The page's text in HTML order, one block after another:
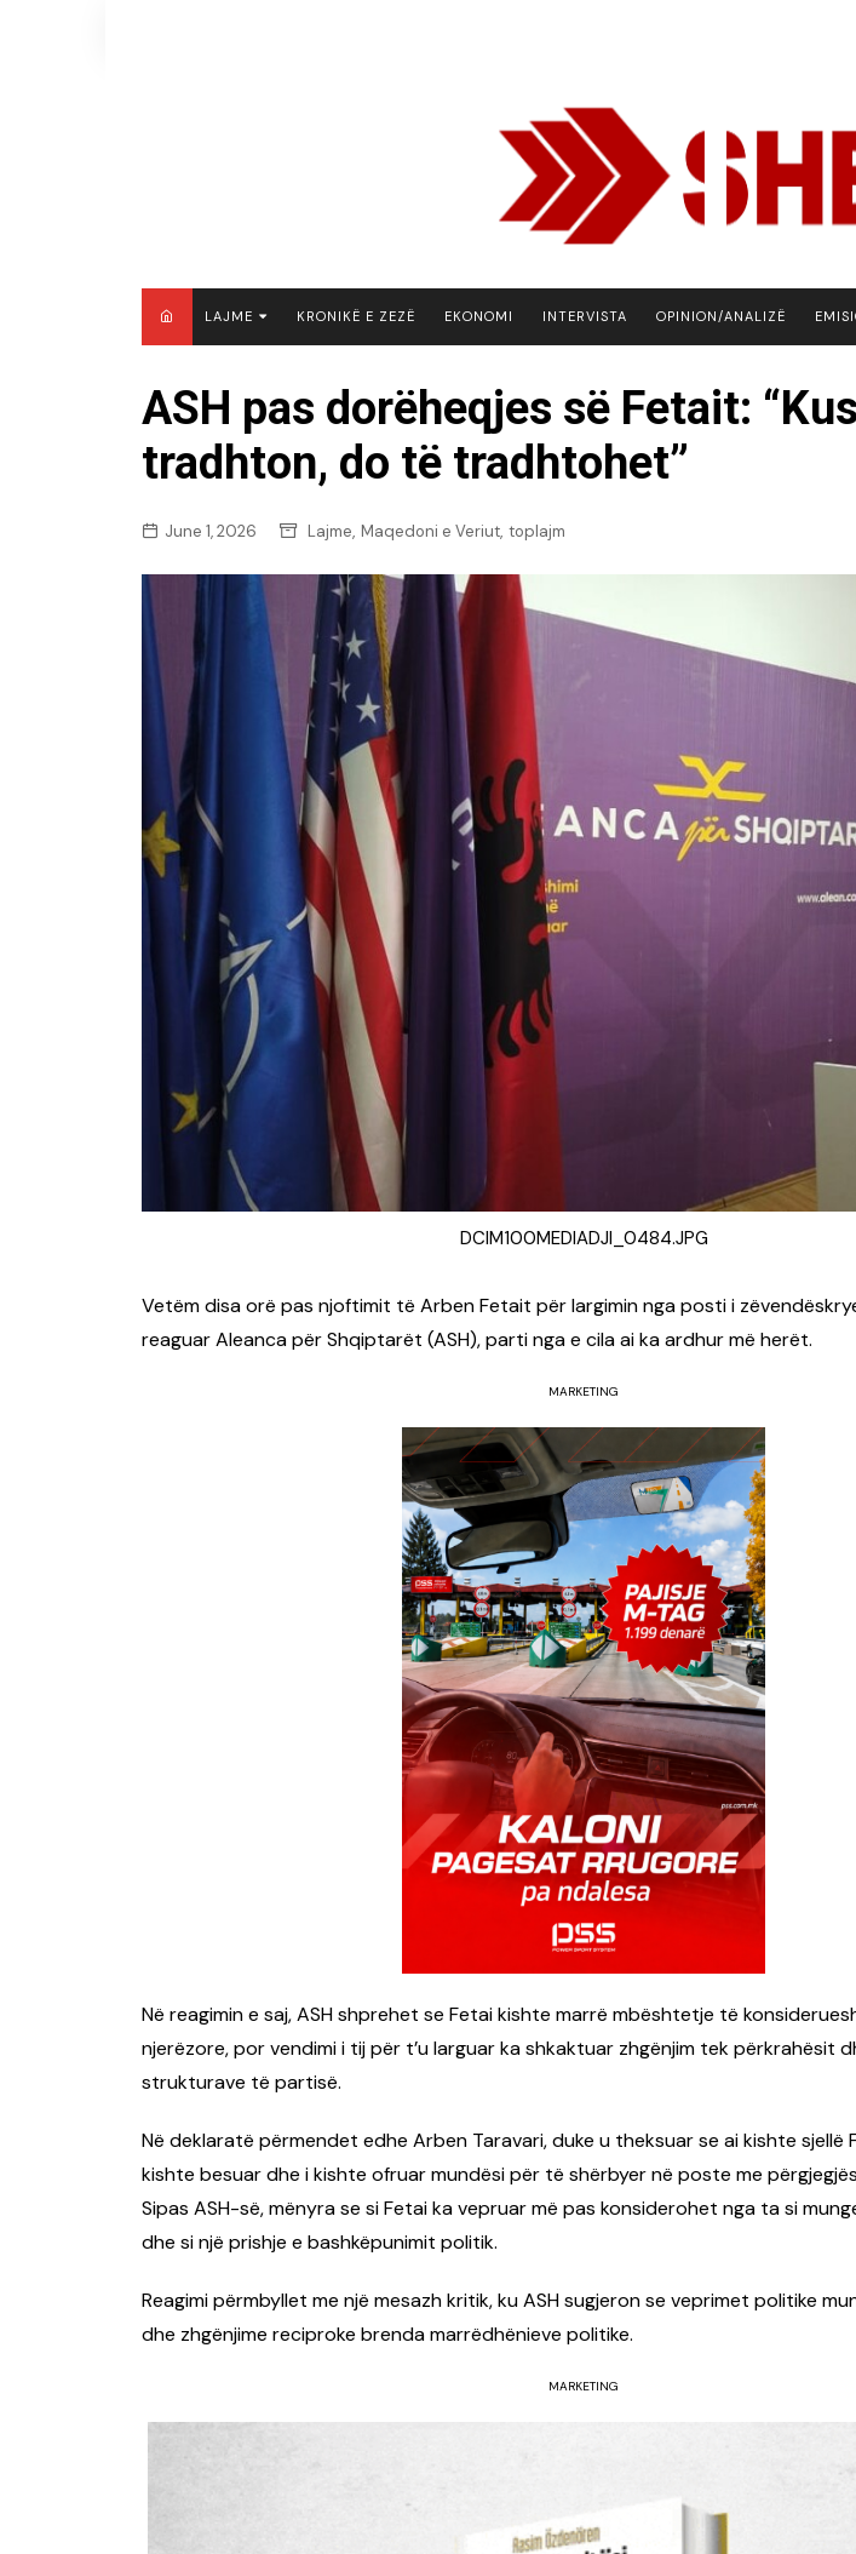
LAJME
KOSOVË
SHQIPËRI
BOTË
KRONIKË E ZEZË EKONOMI INTERVISTA OPINION/ANALIZË
ASH pas dorëheqjes së Fetait:
tradhton, do të tradhtohet”
June 1, 2026 Lajme, Maqedoni e Veriut, toplajm
DCIM100MEDIADJI_0484.JPG
Vetëm disa orë pas njoftimit të Arben Fetait për largimin nga posti i
reaguar Aleanca për Shqiptarët (ASH), parti nga e cila ai ka ardhur më herët.
MARKETING
Në reagimin e saj, ASH shprehet se Fetai kishte marrë mbështetje të
njerëzore, por vendimi i tij për t’u larguar ka shkaktuar zhgënjim tek përkrahësit
strukturave të partisë.
Në deklaratë përmendet edhe Arben Taravari, duke u theksuar se ai kishte sjellë
kishte besuar dhe i kishte ofruar mundësi për të shërbyer në poste me
Sipas ASH-së, mënyra se si Fetai ka vepruar më pas konsiderohet nga ta si
dhe si një prishje e bashkëpunimit politik.
Reagimi përmbyllet me një mesazh kritik, ku ASH sugjeron se veprimet politike
dhe zhgënjime reciproke brenda marrëdhënieve politike.
MARKETING